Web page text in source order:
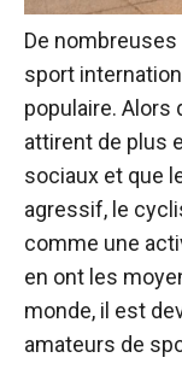
De
sport
populaire.
attirent de plus
sociaux et que
agressif, le
comme une
en ont les
monde, il est
amateurs de